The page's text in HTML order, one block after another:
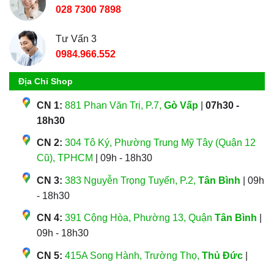
028 7300 7898
Tư Vấn 3
0984.966.552
Địa Chỉ Shop
CN 1: 881 Phan Văn Trị, P.7, Gò Vấp
07h30 -
18h30
CN 2: 304 Tô Ký, Phường Trung Mỹ Tây (Quận 12
Cũ), TPHCM
| 09h - 18h30
CN 3: 383 Nguyễn Trọng Tuyển, P.2, Tân Bình | 09h
- 18h30
CN 4: 391 Cộng Hòa, Phường 13, Quận Tân Bình
09h - 18h30
CN 5: 415A Song Hành, Trường Thọ, Thủ Đức